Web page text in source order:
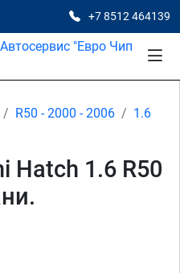
+7 8512 464139
R50 - 2000 - 2006
1.6
Hatch 1.6 R50